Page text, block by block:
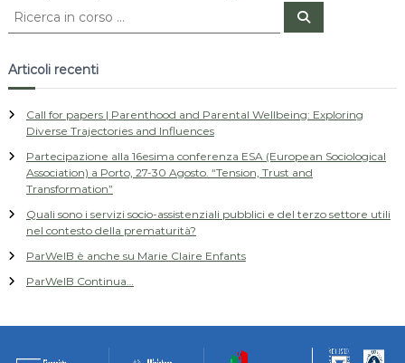
C
c
a
C
Articoli recenti
Call for papers | Parenthood and Parental Wellbeing: Exploring
Diverse Trajectories and Influences
Partecipazione alla 16esima conferenza ESA (European Sociological
Association) a Porto, 27-30 Agosto. “Tension, Trust and
Transformation”
Quali sono i servizi socio-assistenziali pubblici e del terzo settore utili
nel contesto della prematurità?
ParWelB è anche su Marie Claire Enfants
ParWelB Continua…